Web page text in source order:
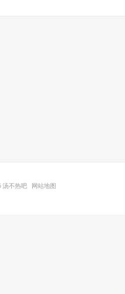
汤不热吧 网站地图